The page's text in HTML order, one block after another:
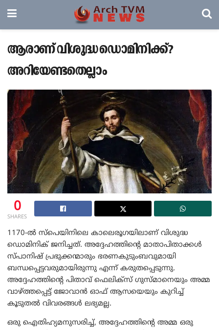
ആരാണ് വിശുദ്ധ ഡൊമിനിക്ക്?
അറിയേണ്ടതെല്ലാം
0
SHARES
1170-ൽ സ്പെയിനിലെ കാലെരൂഗയിലാണ് വിശുദ്ധ
ഡൊമിനിക് ജനിച്ചത്. അദ്ദേഹത്തിന്റെ മാതാപിതാക്കൾ
സ്പാനിഷ് പ്രഭുക്കന്മാരും ഭരണകുടുംബവുമായി
ബന്ധപ്പെട്ടവരുമായിരുന്നു എന്ന് കരുതപ്പെടുന്നു.
അദ്ദേഹത്തിന്റെ പിതാവ് ഫെലിക്സ് ഗുസ്മാനെയും അമ്മ
വാഴ്ത്തപ്പെട്ട് ജോവാൻ ഓഫ് ആസയെയും കുറിച്ച്
കൂടുതൽ വിവരങ്ങൾ ലഭ്യമല്ല.
ഒരു ഐതിഹ്യമനുസരിച്ച്, അദ്ദേഹത്തിന്റെ അമ്മ ഒരു